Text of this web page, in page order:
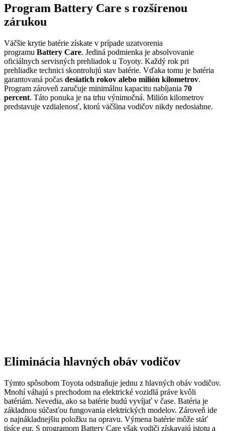
Program Battery Care s rozšírenou
zárukou
Väčšie krytie batérie získate v prípade uzatvorenia
programu Battery Care. Jediná podmienka je absolvovanie
oficiálnych servisných prehliadok u Toyoty. Každý rok pri
prehliadke technici skontrolujú stav batérie. Vďaka tomu je batéria
garantovaná počas desiatich rokov alebo milión kilometrov.
Program zároveň zaručuje minimálnu kapacitu nabíjania 70
percent. Táto ponuka je na trhu výnimočná. Milión kilometrov
predstavuje vzdialenosť, ktorú väčšina vodičov nikdy nedosiahne.
Eliminácia hlavných obáv vodičov
Týmto spôsobom Toyota odstraňuje jednu z hlavných obáv vodičov.
Mnohí váhajú s prechodom na elektrické vozidlá práve kvôli
batériám. Nevedia, ako sa batérie budú vyvíjať v čase. Batéria je
základnou súčasťou fungovania elektrických modelov. Zároveň ide
o najnákladnejšiu položku na opravu. Výmena batérie môže stáť
tisíce eur. S programom Battery Care však vodiči získavajú istotu a